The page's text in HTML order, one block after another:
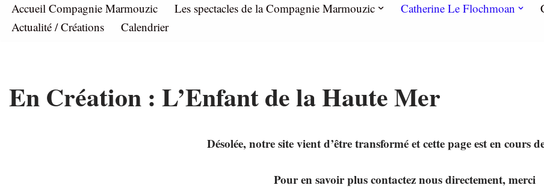
Accueil Compagnie Marmouzic Les spectacles de la Compagnie Marmouzic Catherine Le Flochmoan
Actualité / Créations
Calendrier
En Création : L’Enfant de la Haute Mer
Désolée, notre site vient d’être transformé et cette page est en cours
Pour en savoir plus contactez nous directement, merci